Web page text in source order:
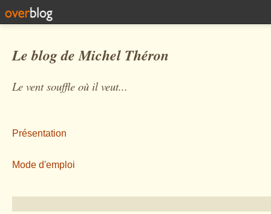
Le blog de Michel Théron
Le vent souffle où il veut...
Présentation
Mode d'emploi